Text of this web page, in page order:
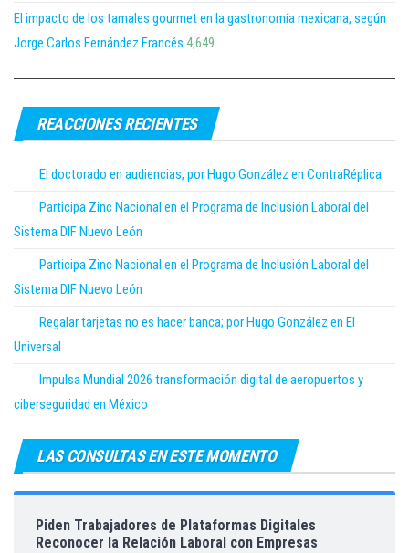
El impacto de los tamales gourmet en la gastronomía mexicana, según
Jorge Carlos Fernández Francés 4,649
REACCIONES RECIENTES
El doctorado en audiencias, por Hugo González en ContraRéplica
Participa Zinc Nacional en el Programa de Inclusión Laboral del
Sistema DIF Nuevo León
Participa Zinc Nacional en el Programa de Inclusión Laboral del
Sistema DIF Nuevo León
Regalar tarjetas no es hacer banca; por Hugo González en El
Universal
Impulsa Mundial 2026 transformación digital de aeropuertos y
ciberseguridad en México
LAS CONSULTAS EN ESTE MOMENTO
Piden Trabajadores de Plataformas Digitales
Reconocer la Relación Laboral con Empresas